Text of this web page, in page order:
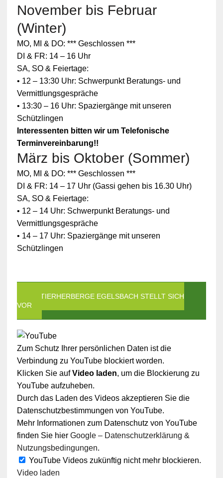
November bis Februar
(Winter)
MO, MI & DO: *** Geschlossen ***
DI & FR: 14 – 16 Uhr
SA, SO & Feiertage:
• 12 – 13:30 Uhr: Schwerpunkt Beratungs- und
Vermittlungsgespräche
• 13:30 – 16 Uhr: Spaziergänge mit unseren
Schützlingen
Interessenten bitten wir um Telefonische
Terminvereinbarung!!
März bis Oktober (Sommer)
MO, MI & DO: *** Geschlossen ***
DI & FR: 14 – 17 Uhr (Gassi gehen bis 16.30 Uhr)
SA, SO & Feiertage:
• 12 – 14 Uhr: Schwerpunkt Beratungs- und
Vermittlungsgespräche
• 14 – 17 Uhr: Spaziergänge mit unseren
Schützlingen
DIE TIERHERBERGE EGELSBACH STELLT SICH
VOR
Zum Schutz Ihrer persönlichen Daten ist die
Verbindung zu YouTube blockiert worden.
Klicken Sie aufVideo laden, um die Blockierung zu
YouTube aufzuheben.
Durch das Laden des Videos akzeptieren Sie die
Datenschutzbestimmungen von YouTube.
Mehr Informationen zum Datenschutz von YouTube
finden Sie hier Google – Datenschutzerklärung &
Nutzungsbedingungen.
YouTube Videos zukünftig nicht mehr blockieren.
Video laden